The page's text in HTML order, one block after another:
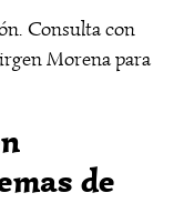
Consulta con
Morena para
de